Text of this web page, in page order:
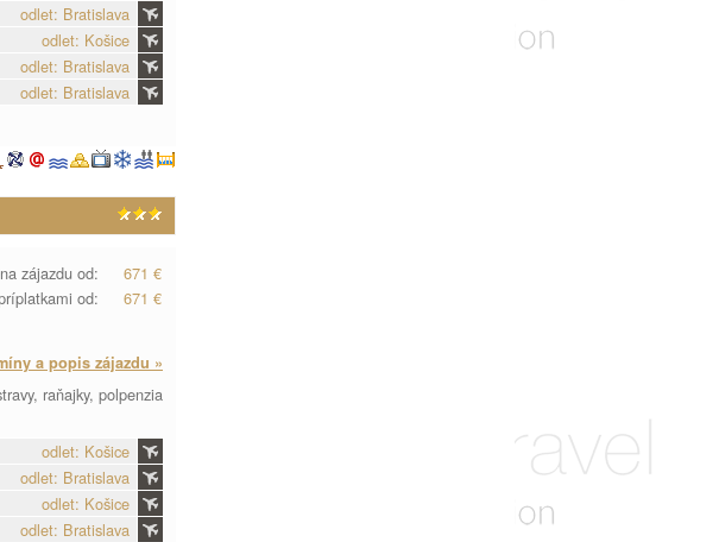
odlet: Bratislava
odlet: Košice
odlet: Bratislava
odlet: Bratislava
zájazdu od:
671 €
od:
671 €
a popis zájazdu »
raňajky, polpenzia
odlet: Košice
odlet: Bratislava
odlet: Košice
odlet: Bratislava